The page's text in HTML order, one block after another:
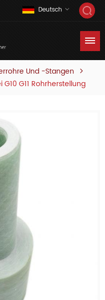
Deutsch
Und -stangen
G11 Rohrherstellung